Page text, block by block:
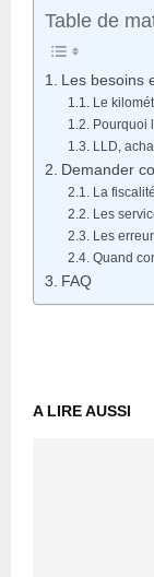
Table de
Les besoins
Le
Pourquoi
LLD,
Demander
La
Les
Les
Quand
FAQ
A LIRE AUSSI